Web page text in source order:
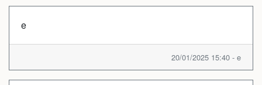
e
20/01/2025 15:40 - e